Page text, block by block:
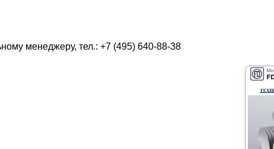
менеджеру, тел.: +7 (495) 640-88-38